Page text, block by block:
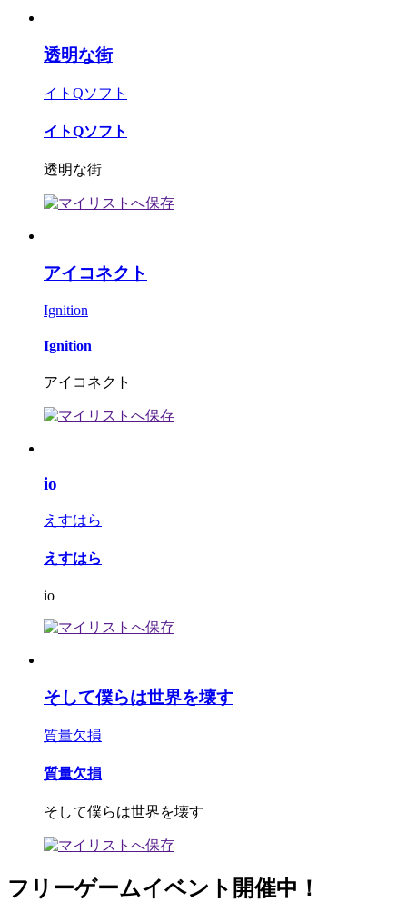
透明な街
イトQソフト
イトQソフト
透明な街
アイコネクト
Ignition
Ignition
アイコネクト
io
えすはら
えすはら
io
そして僕らは世界を壊す
質量欠損
質量欠損
そして僕らは世界を壊す
フリーゲームイベント開催中！